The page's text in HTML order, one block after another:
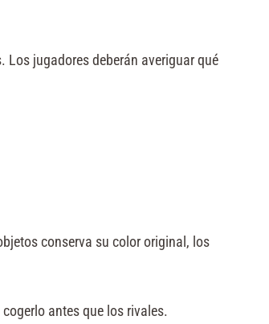
jugadores deberán averiguar qué
conserva su color original, los
antes que los rivales.